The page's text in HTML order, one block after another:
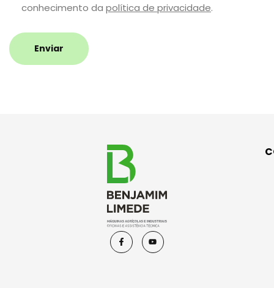
conhecimento da política de privacidade.
Enviar